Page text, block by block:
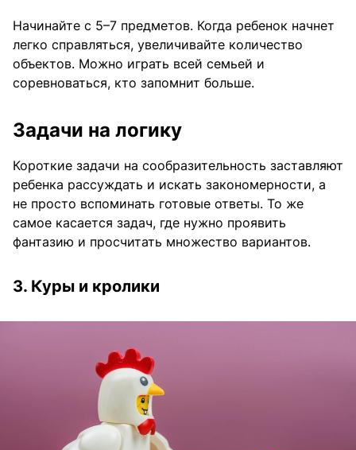
Начинайте с 5–7 предметов. Когда ребенок начнет
легко справляться, увеличивайте количество
объектов. Можно играть всей семьей и
соревноваться, кто запомнит больше.
Задачи на логику
Короткие задачи на сообразительность заставляют
ребенка рассуждать и искать закономерности, а
не просто вспоминать готовые ответы. То же
самое касается задач, где нужно проявить
фантазию и просчитать множество вариантов.
3. Куры и кролики